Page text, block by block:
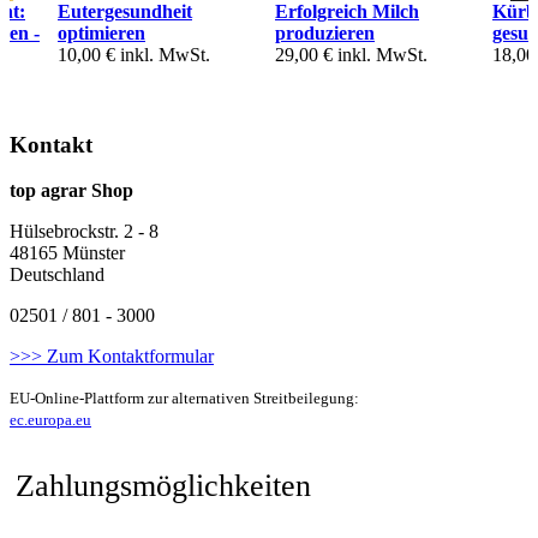
-
Eutergesundheit
optimieren
10,00 € inkl. MwSt.
Erfolgreich Milch
produzieren
29,00 € inkl. MwSt.
Kontakt
top agrar Shop
Hülsebrockstr. 2 - 8
48165 Münster
Deutschland
02501 / 801 - 3000
>>> Zum Kontaktformular
EU-Online-Plattform zur alternativen Streitbeilegung:
ec.europa.eu
Zahlungsmöglichkeiten